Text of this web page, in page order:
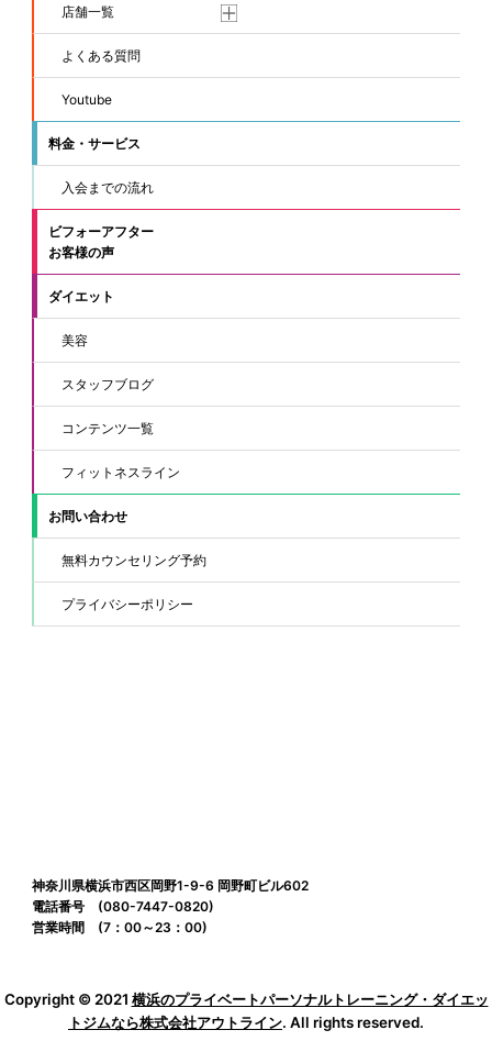
店舗一覧
よくある質問
Youtube
料金・サービス
入会までの流れ
ビフォーアフター
お客様の声
ダイエット
美容
スタッフブログ
コンテンツ一覧
フィットネスライン
お問い合わせ
無料カウンセリング予約
プライバシーポリシー
神奈川県横浜市西区岡野1-9-6 岡野町ビル602
電話番号 (080-7447-0820)
営業時間 (7：00～23：00)
Copyright © 2021 横浜のプライベートパーソナルトレーニング・ダイエッ
トジムなら株式会社アウトライン. All rights reserved.